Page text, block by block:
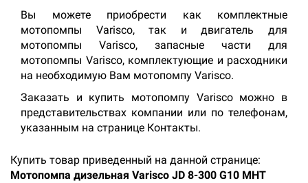
Вы можете приобрести как комплектные
мотопомпы Varisco, так и двигатель для
мотопомпы Varisco, запасные части для
мотопомпы Varisco, комплектующие и расходники
на необходимую Вам мотопомпу Varisco.
Заказать и купить мотопомпу Varisco можно в
представительствах компании или по телефонам,
указанным на странице Контакты.
Купить товар приведенный на данной странице:
Мотопомпа дизельная Varisco JD 8-300 G10 MHT